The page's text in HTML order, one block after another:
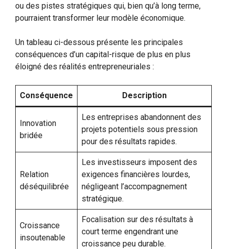
ou des pistes stratégiques qui, bien qu’à long terme,
pourraient transformer leur modèle économique.
Un tableau ci-dessous présente les principales
conséquences d’un capital-risque de plus en plus
éloigné des réalités entrepreneuriales :
Conséquence Description
Innovation
bridée
Les entreprises abandonnent des
projets potentiels sous pression
pour des résultats rapides.
Relation
déséquilibrée
Les investisseurs imposent des
exigences financières lourdes,
négligeant l’accompagnement
stratégique.
Croissance
insoutenable
Focalisation sur des résultats à
court terme engendrant une
croissance peu durable.